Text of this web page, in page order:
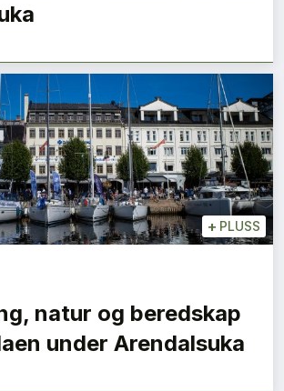
+ PLUSS
natur og beredskap
under Arendalsuka